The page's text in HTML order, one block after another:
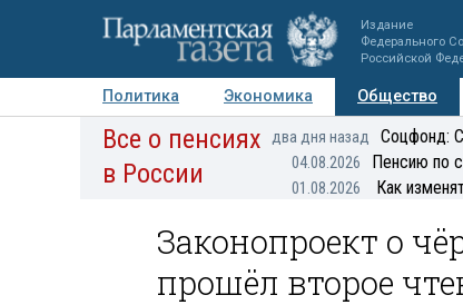
Издание
Федерального
Российской
Политика Экономика Общество
Авторы Персоны Мнения
Все о пенсиях
в России
два дня назад Соцфонд:
04.08.2026 Пенсию по
01.08.2026 Как
Законопроект о
прошёл второе